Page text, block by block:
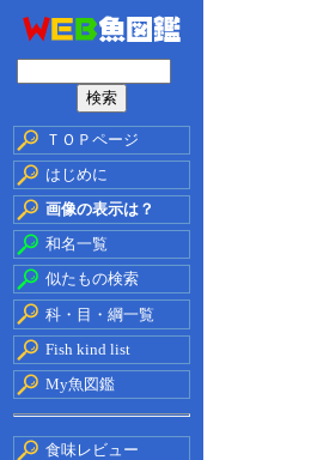
ＴＯＰページ
はじめに
画像の表示は？
和名一覧
似たもの検索
科・目・綱一覧
Fish kind list
My魚図鑑
食味レビュー